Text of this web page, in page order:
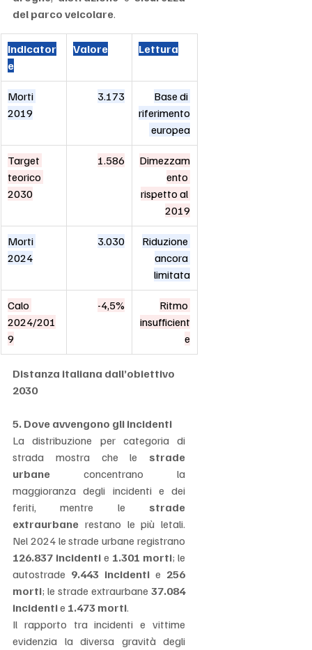
del parco veicolare.
Indicator
e
Valore Lettura
Morti
2019
3.173
Base di
riferimento
europea
Target
teorico
2030
1.586
Dimezzam
ento
rispetto al
2019
Morti
2024
3.030
Riduzione
ancora
limitata
Calo
2024/201
9
-4,5%
Ritmo
insufficient
e
Distanza italiana dall’obiettivo
2030
5. Dove avvengono gli incidenti
La distribuzione per categoria di
strada mostra che le strade
urbane concentrano la
maggioranza degli incidenti e dei
feriti, mentre le strade
extraurbane restano le più letali.
126.837 incidenti e 1.301 morti; le
autostrade 9.443 incidenti e 256
morti; le strade extraurbane 37.084
incidenti e 1.473 morti.
Il rapporto tra incidenti e vittime
evidenzia la diversa gravità degli